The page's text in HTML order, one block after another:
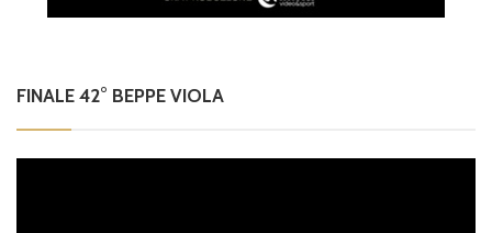
FINALE 42° BEPPE VIOLA